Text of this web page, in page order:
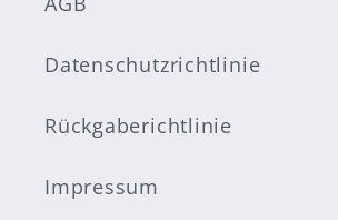
Datenschutzrichtlinie
Rückgaberichtlinie
Impressum